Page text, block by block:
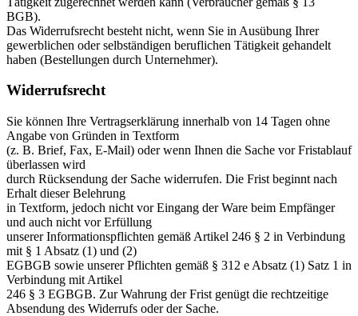
BGB).
Das Widerrufsrecht besteht nicht, wenn Sie in Ausübung Ihrer
gewerblichen oder selbständigen beruflichen Tätigkeit gehandelt
haben (Bestellungen durch Unternehmer).
Widerrufsrecht
Sie können Ihre Vertragserklärung innerhalb von 14 Tagen ohne
Angabe von Gründen in Textform
(z. B. Brief, Fax, E-Mail) oder wenn Ihnen die Sache vor Fristablauf
überlassen wird
durch Rücksendung der Sache widerrufen. Die Frist beginnt nach
Erhalt dieser Belehrung
in Textform, jedoch nicht vor Eingang der Ware beim Empfänger
und auch nicht vor Erfüllung
unserer Informationspflichten gemäß Artikel 246 § 2 in Verbindung
mit § 1 Absatz (1) und (2)
EGBGB sowie unserer Pflichten gemäß § 312 e Absatz (1) Satz 1 in
Verbindung mit Artikel
246 § 3 EGBGB. Zur Wahrung der Frist genügt die rechtzeitige
Absendung des Widerrufs oder der Sache.